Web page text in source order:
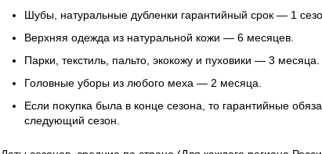
Шубы, натуральные дубленки гарантийный срок — 1
Верхняя одежда из натуральной кожи — 6 месяцев.
Парки, текстиль, пальто, экокожу и пуховики — 3 месяца.
Головные уборы из любого меха — 2 месяца.
Если покупка была в конце сезона, то гарантийные
следующий сезон.